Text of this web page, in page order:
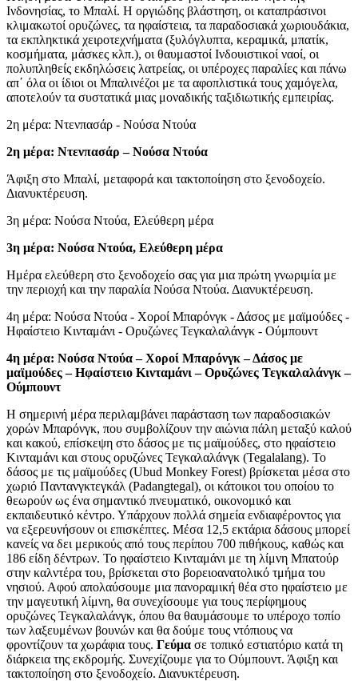
Ινδονησίας, το Μπαλί. Η οργιώδης βλάστηση, οι καταπράσινοι
κλιμακωτοί ορυζώνες, τα ηφαίστεια, τα παραδοσιακά χωριουδάκια,
τα εκπληκτικά χειροτεχνήματα (ξυλόγλυπτα, κεραμικά, μπατίκ,
κοσμήματα, μάσκες κλπ.), οι θαυμαστοί Ινδουιστικοί ναοί, οι
πολυπληθείς εκδηλώσεις λατρείας, οι υπέροχες παραλίες και πάνω
απ΄ όλα οι ίδιοι οι Μπαλινέζοι με τα αφοπλιστικά τους χαμόγελα,
αποτελούν τα συστατικά μιας μοναδικής ταξιδιωτικής εμπειρίας.
2η μέρα: Ντενπασάρ - Νούσα Ντούα
2η μέρα: Ντενπασάρ – Νούσα Ντούα
Άφιξη στο Μπαλί, μεταφορά και τακτοποίηση στο ξενοδοχείο.
Διανυκτέρευση.
3η μέρα: Νούσα Ντούα, Ελεύθερη μέρα
3η μέρα: Νούσα Ντούα, Ελεύθερη μέρα
Ημέρα ελεύθερη στο ξενοδοχείο σας για μια πρώτη γνωριμία με
την περιοχή και την παραλία Νούσα Ντούα. Διανυκτέρευση.
4η μέρα: Νούσα Ντούα - Χοροί Μπαρόνγκ - Δάσος με μαϊμούδες -
Ηφαίστειο Κινταμάνι - Ορυζώνες Τεγκαλαλάνγκ - Ούμπουντ
4η μέρα: Νούσα Ντούα – Χοροί Μπαρόνγκ – Δάσος με
μαϊμούδες – Ηφαίστειο Κινταμάνι – Ορυζώνες Τεγκαλαλάνγκ –
Ούμπουντ
Η σημερινή μέρα περιλαμβάνει παράσταση των παραδοσιακών
χορών Μπαρόνγκ, που συμβολίζουν την αιώνια πάλη μεταξύ καλού
και κακού, επίσκεψη στο δάσος με τις μαϊμούδες, στο ηφαίστειο
Κινταμάνι και στους ορυζώνες Τεγκαλαλάνγκ (Tegalalang). Το
δάσος με τις μαϊμούδες (Ubud Monkey Forest) βρίσκεται μέσα στο
χωριό Παντανγκτεγκάλ (Padangtegal), οι κάτοικοι του οποίου το
θεωρούν ως ένα σημαντικό πνευματικό, οικονομικό και
εκπαιδευτικό κέντρο. Υπάρχουν πολλά σημεία ενδιαφέροντος για
να εξερευνήσουν οι επισκέπτες. Μέσα 12,5 εκτάρια δάσους μπορεί
κανείς να δει μερικούς από τους περίπου 700 πιθήκους, καθώς και
186 είδη δέντρων. Το ηφαίστειο Κινταμάνι με τη λίμνη Μπατούρ
στην καλντέρα του, βρίσκεται στο βορειοανατολικό τμήμα του
νησιού. Αφού απολαύσουμε μια πανοραμική θέα στο ηφαίστειο με
την μαγευτική λίμνη, θα συνεχίσουμε για τους περίφημους
ορυζώνες Τεγκαλαλάνγκ, όπου θα θαυμάσουμε το υπέροχο τοπίο
των λαξευμένων βουνών και θα δούμε τους ντόπιους να
φροντίζουν τα χωράφια τους. Γεύμα σε τοπικό εστιατόριο κατά τη
διάρκεια της εκδρομής. Συνεχίζουμε για το Ούμπουντ. Άφιξη και
τακτοποίηση στο ξενοδοχείο. Διανυκτέρευση.